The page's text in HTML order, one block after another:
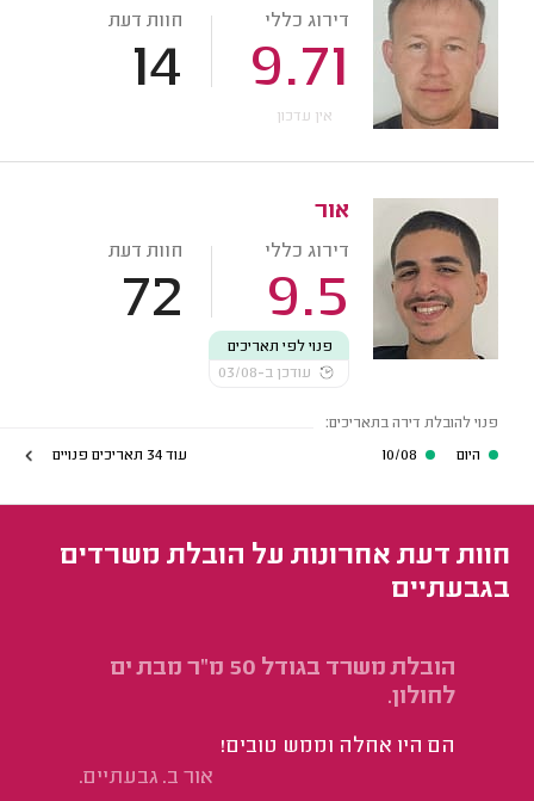
דירוג כללי
9.71
חוות דעת
14
אין עדכון
אור
דירוג כללי
9.5
חוות דעת
72
פנוי לפי תאריכים
עודכן ב-03/08
פנוי להובלת דירה בתאריכים:
היום
עוד 34 תאריכים פנויים
חוות דעת אחרונות על הובלת משרדים
בגבעתיים
הובלת משרד בגודל 50 מ"ר מבת ים
לחולון.
הם היו אחלה וממש טובים!
אור ב. גבעתיים.